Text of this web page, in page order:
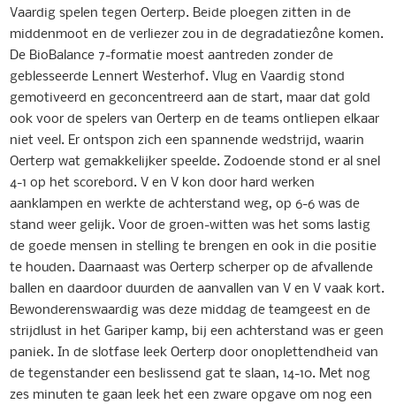
Vaardig spelen tegen Oerterp. Beide ploegen zitten in de
middenmoot en de verliezer zou in de degradatiezône komen.
De BioBalance 7-formatie moest aantreden zonder de
geblesseerde Lennert Westerhof. Vlug en Vaardig stond
gemotiveerd en geconcentreerd aan de start, maar dat gold
ook voor de spelers van Oerterp en de teams ontliepen elkaar
niet veel. Er ontspon zich een spannende wedstrijd, waarin
Oerterp wat gemakkelijker speelde. Zodoende stond er al snel
4-1 op het scorebord. V en V kon door hard werken
aanklampen en werkte de achterstand weg, op 6-6 was de
stand weer gelijk. Voor de groen-witten was het soms lastig
de goede mensen in stelling te brengen en ook in die positie
te houden. Daarnaast was Oerterp scherper op de afvallende
ballen en daardoor duurden de aanvallen van V en V vaak kort.
Bewonderenswaardig was deze middag de teamgeest en de
strijdlust in het Gariper kamp, bij een achterstand was er geen
paniek. In de slotfase leek Oerterp door onoplettendheid van
de tegenstander een beslissend gat te slaan, 14-10. Met nog
zes minuten te gaan leek het een zware opgave om nog een